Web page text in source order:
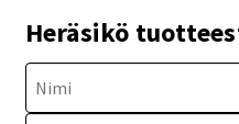
Heräsikö